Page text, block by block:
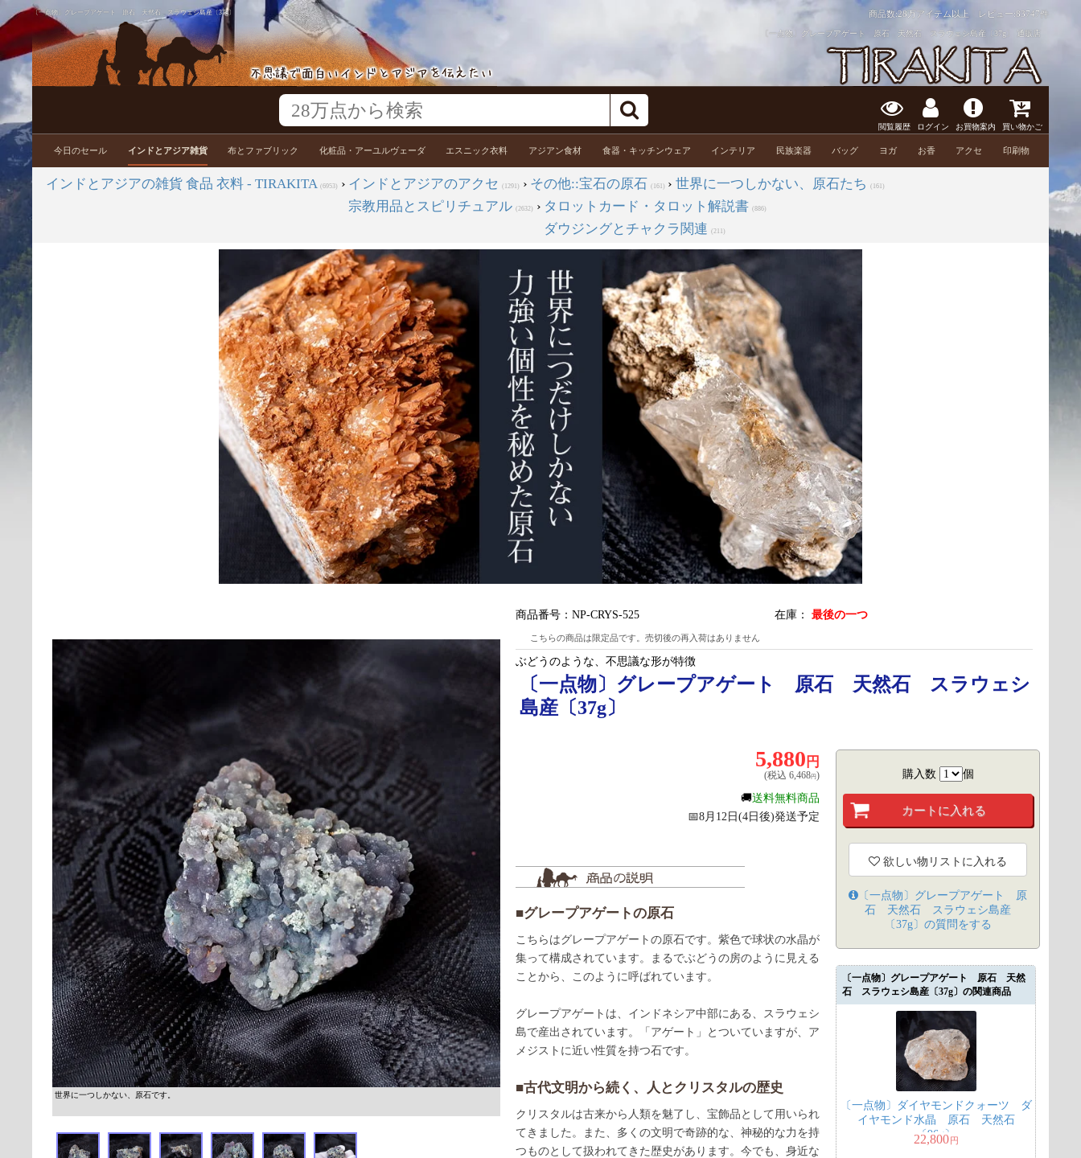
〔一点物〕グレープアゲート 原石 天然石 スラウェシ島産〔37g〕 商品数:28万アイテム以上 レビュー:83747件
〔一点物〕グレープアゲート 原石 天然石 スラウェシ島産〔37g〕 通販店
閲覧履歴 ログイン お買物案内 買い物かご
今日のセール インドとアジア雑貨 布とファブリック 化粧品・アーユルヴェーダ エスニック衣料 アジアン食材 食器・キッチンウェア インテリア 民族楽器 バッグ ヨガ お香 アクセ 印刷物
インドとアジアの雑貨 食品 衣料 - TIRAKITA (6953) › インドとアジアのアクセ (1291) › その他::宝石の原石 (161) ›世界に一つしかない、原石たち (161)
宗教用品とスピリチュアル (2632) › タロットカード・タロット解説書 (886)
ダウジングとチャクラ関連 (211)
世界に一つしかない、原石です。
商品番号：NP-CRYS-525 在庫： 最後の一つ
こちらの商品は限定品です。売切後の再入荷はありません
ぶどうのような、不思議な形が特徴
〔一点物〕グレープアゲート 原石 天然石 スラウェシ
島産〔37g〕
5,880 円
(税込6,468円)
🚚送料無料商品
📅8月12日(4日後)発送予定
■グレープアゲートの原石
こちらはグレープアゲートの原石です。紫色で球状の水晶が
集って構成されています。まるでぶどうの房のように見える
ことから、このように呼ばれています。
グレープアゲートは、インドネシア中部にある、スラウェシ
島で産出されています。「アゲート」とついていますが、ア
メジストに近い性質を持つ石です。
■古代文明から続く、人とクリスタルの歴史
クリスタルは古来から人類を魅了し、宝飾品として用いられ
てきました。また、多くの文明で奇跡的な、神秘的な力を持
つものとして扱われてきた歴史があります。今でも、身近な
購入数 個
欲しい物リストに入れる
〔一点物〕グレープアゲート 原
石 天然石 スラウェシ島産
〔37g〕 の質問をする
〔一点物〕グレープアゲート 原石 天然
石 スラウェシ島産〔37g〕の関連商品
〔一点物〕ダイヤモンドクォーツ ダ
イヤモンド水晶 原石 天然石
〔96g〕
22,800円